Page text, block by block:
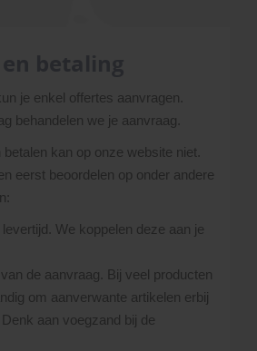
je enkel offertes aanvragen.
behandelen we je aanvraag.
kan op onze website niet.
eerst beoordelen op onder andere
We koppelen deze aan je
de aanvraag. Bij veel producten
om aanverwante artikelen erbij
aan voegzand bij de